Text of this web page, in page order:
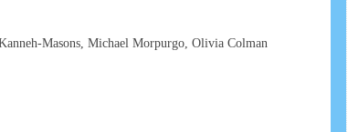
Masons, Michael Morpurgo, Olivia Colman